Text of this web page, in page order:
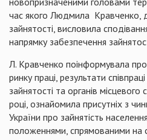
час якого Людмила Кравченко,
зайнятості, висловила
напрямку забезпечення
Л. Кравченко поінформувала п
ринку праці, результати
зайнятості та органів
році, ознайомила присутніх з
України про зайнятість
положеннями, спрямованими на